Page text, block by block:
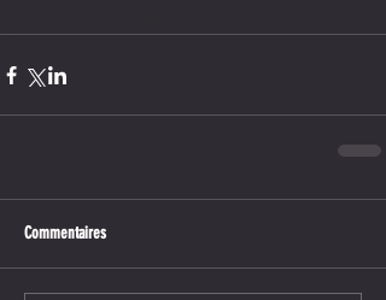
Commentaires